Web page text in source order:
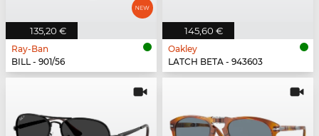
135,20 €
Ray-Ban
BILL - 901/56
145,60 €
Oakley
LATCH BETA - 943603